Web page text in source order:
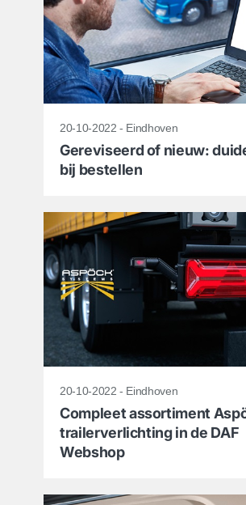
20-10-2022 - Eindhoven
Gereviseerd of nieuw:
bij bestellen
20-10-2022 - Eindhoven
Compleet assortiment
trailerverlichting in de DAF
Webshop